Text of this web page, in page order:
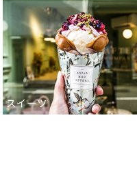
スイーツ